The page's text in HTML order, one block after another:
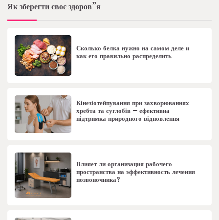
Як зберегти своє здоров”я
Сколько белка нужно на самом деле и
как его правильно распределить
Кінезіотейпування при захворюваннях
хребта та суглобів – ефективна
підтримка природного відновлення
Влияет ли организация рабочего
пространства на эффективность лечения
позвоночника?